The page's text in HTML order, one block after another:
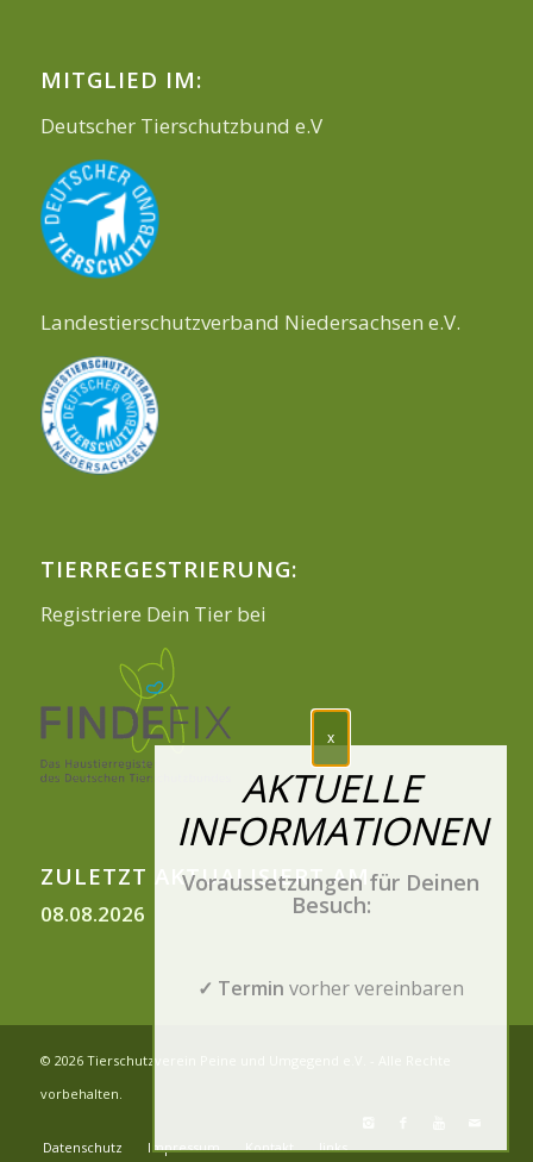
MITGLIED IM:
Deutscher Tierschutzbund e.V
Landestierschutzverband Niedersachsen e.V.
TIERREGESTRIERUNG:
Registriere Dein Tier bei
ZULETZT AKTUALISIERT AM
08.08.2026
© 2026 Tierschutzverein Peine und Umgegend e.V. - Alle Rechte
vorbehalten.
Datenschutz Impressum Kontakt links
Voraussetzungen für Deinen
Besuch:
✓ Termin vorher vereinbaren